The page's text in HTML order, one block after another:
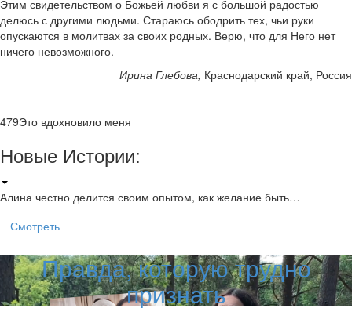
Этим свидетельством о Божьей любви я с большой радостью
делюсь с другими людьми. Стараюсь ободрить тех, чьи руки
опускаются в молитвах за своих родных. Верю, что для Него нет
ничего невозможного.
Ирина Глебова, Краснодарский край, Россия
479Это вдохновило меня
Новые Истории:
Алина честно делится своим опытом, как желание быть…
Смотреть
Правда, которую трудно
признать